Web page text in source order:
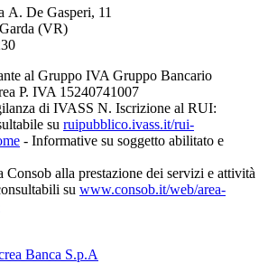
A. De Gasperi, 11
(VR)
al Gruppo IVA Gruppo Bancario
P. IVA 15240741007
di IVASS N. Iscrizione al RUI:
su ruipubblico.ivass.it/rui-
- Informative su soggetto abilitato e
Consob alla prestazione dei servizi e attività
su www.consob.it/web/area-
Banca S.p.A